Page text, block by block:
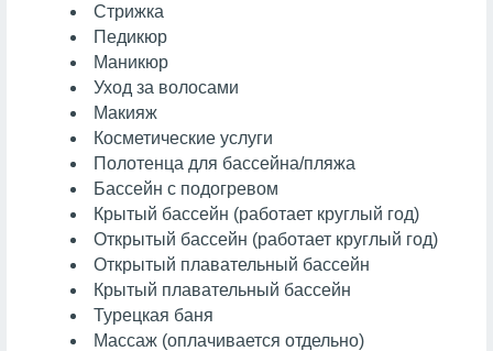
Стрижка
Педикюр
Маникюр
Уход за волосами
Макияж
Косметические услуги
Полотенца для бассейна/пляжа
Бассейн с подогревом
Крытый бассейн (работает круглый год)
Открытый бассейн (работает круглый год)
Открытый плавательный бассейн
Крытый плавательный бассейн
Турецкая баня
Массаж (оплачивается отдельно)